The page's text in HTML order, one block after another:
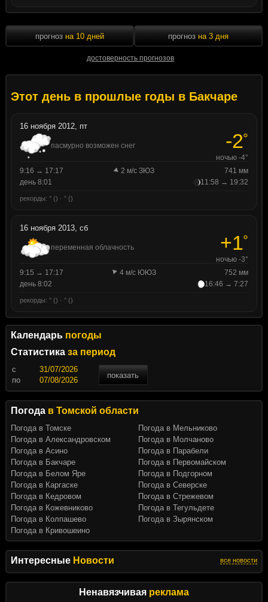
Интересные Новости все новости
Ненавязчивая реклама
прогноз на 10 дней
достоверность прогнозов
прогноз на 3 дня
Этот день в прошлые годы в Бакчаре
16 ноября 2012, пт
пасмурно возможен снег -2°
ночью -4°
9:16 → 17:17
2 м/с ЗЮЗ
741 мм
день 8:01
11:58 → 19:32
рекорды: ° () · ° ()
16 ноября 2013, сб
переменная облачность +1°
ночью -3°
9:15 → 17:17
4 м/с ЮЮЗ
752 мм
день 8:02
16:46 → 7:27
рекорды: ° () · ° ()
Календарь погоды
Статистика за период
c
показать
по
Погода в Томской области
Погода в Томске
Погода в Александровском
Погода в Асино
Погода в Бакчаре
Погода в Белом Яре
Погода в Каргаске
Погода в Кедровом
Погода в Кожевниково
Погода в Колпашево
Погода в Кривошеино
Погода в Мельниково
Погода в Молчаново
Погода в Парабели
Погода в Первомайском
Погода в Подгорном
Погода в Северске
Погода в Стрежевом
Погода в Тегульдете
Погода в Зырянском